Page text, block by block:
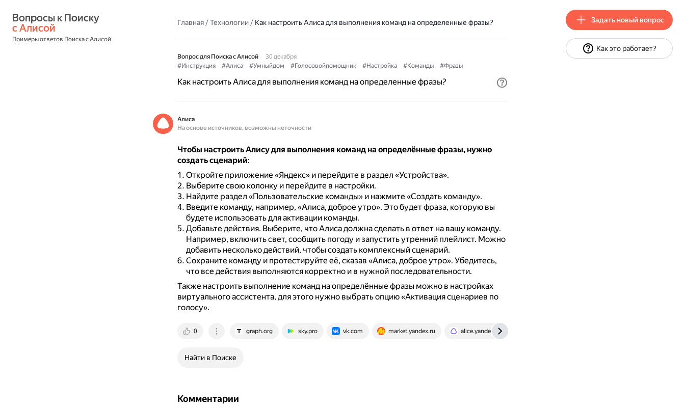
с Алисой
Примеры ответов Поиска с Алисой
Главная/Технологии/ Как настроить Алиса для выполнения команд на определенные фразы?
Вопрос для Поиска с Алисой
30 декабря
#Инструкция
#Алиса #Умныйдом #Голосовойпомощник #Настройка #Команды #Фразы
Как настроить Алиса для выполнения команд на определенные фразы?
Алиса
На основе источников, возможны неточности
Чтобы настроить Алису для выполнения команд на определённые фразы, нужно
создать сценарий:
Откройте приложение «Яндекс» и перейдите в раздел «Устройства».
Выберите свою колонку и перейдите в настройки.
Найдите раздел «Пользовательские команды» и нажмите «Создать команду».
Введите команду, например, «Алиса, доброе утро». Это будет фраза, которую вы
будете использовать для активации команды.
Добавьте действия. Выберите, что Алиса должна сделать в ответ на вашу команду.
Например, включить свет, сообщить погоду и запустить утренний плейлист. Можно
добавить несколько действий, чтобы создать комплексный сценарий.
Сохраните команду и протестируйте её, сказав «Алиса, доброе утро». Убедитесь,
что все действия выполняются корректно и в нужной последовательности.
Также настроить выполнение команд на определённые фразы можно в настройках
виртуального ассистента, для этого нужно выбрать опцию «Активация сценариев по
голосу».
0 graph.org sky.pro vk.com market.yandex.ru alice.yandex.ru
Найти в Поиске
Комментарии
Задать новый вопрос
Как это работает?